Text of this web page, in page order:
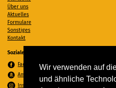
Wir verwenden auf
und ähnliche
Über uns
Aktuelles
Formulare
Sonstiges
Kontakt
Soziale Medien
Facebook
Amazon Wunschzettel
Instagram